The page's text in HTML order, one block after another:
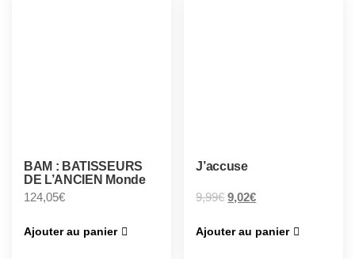
BAM : BATISSEURS
DE L’ANCIEN Monde
124,05€
Ajouter au panier
J’accuse
9,99€ 9,02€
Ajouter au panier